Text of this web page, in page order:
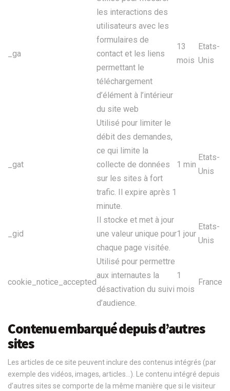
_ga
les interactions des
utilisateurs avec les
formulaires de
contact et les liens
permettant le
téléchargement
d’élément à l’intérieur
du site web
13
mois
Etats-
Unis
_gat
Utilisé pour limiter le
débit des demandes,
ce qui limite la
collecte de données
sur les sites à fort
trafic. Il expire après 1
minute.
1 min
Etats-
Unis
_gid
Il stocke et met à jour
une valeur unique pour
chaque page visitée.
1 jour
Etats-
Unis
cookie_notice_accepted
Utilisé pour permettre
aux internautes la
désactivation du suivi
d’audience.
1
mois
France
Contenu embarqué depuis d’autres
sites
Les articles de ce site peuvent inclure des contenus intégrés (par
exemple des vidéos, images, articles…). Le contenu intégré depuis
d’autres sites se comporte de la même manière que si le visiteur